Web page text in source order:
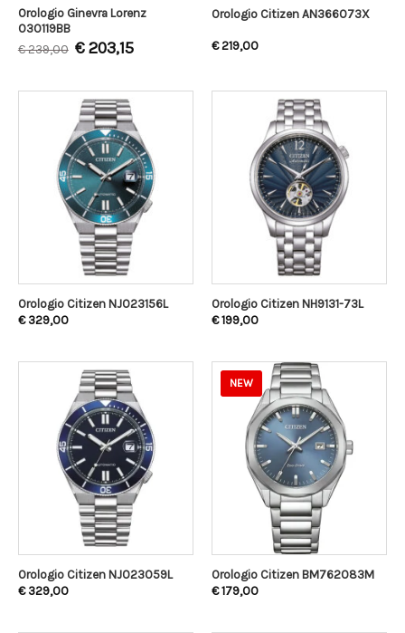
Orologio Ginevra Lorenz
030119BB
€239,00 €203,15
Orologio Citizen AN366073X
€219,00
Orologio Citizen NJ023156L
€329,00
Orologio Citizen NH9131-73L
€199,00
Orologio Citizen NJ023059L
€329,00
NEW
Orologio Citizen BM762083M
€179,00